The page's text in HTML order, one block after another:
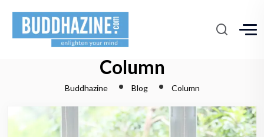
Column
Buddhazine Blog Column